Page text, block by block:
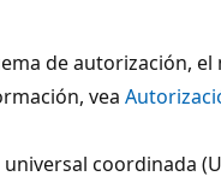
de autorización,
vea
coordinada